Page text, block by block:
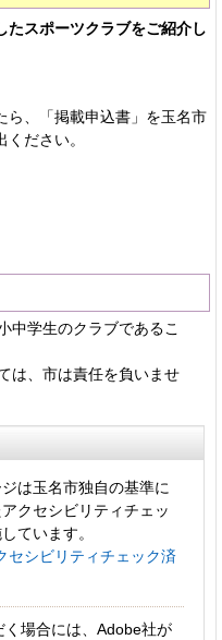
たスポーツクラブをご紹介し
ら、「掲載申込書」を玉名市
ださい。
中学生のクラブであるこ
は、市は責任を負いませ
は玉名市独自の基準に
クセシビリティチェッ
ています。
セシビリティチェック済
場合には、Adobe社が